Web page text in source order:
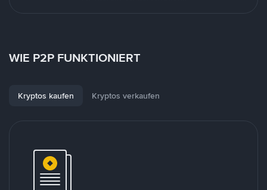
WIE P2P FUNKTIONIERT
Kryptos kaufen Kryptos verkaufen